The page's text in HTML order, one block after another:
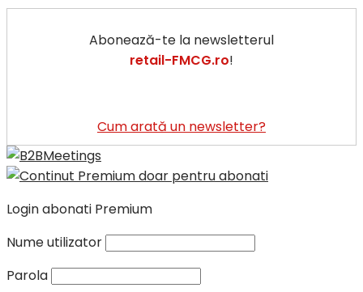
Abonează-te la newsletterul
retail-FMCG.ro!
Cum arată un newsletter?
Login abonati Premium
Nume utilizator
Parola